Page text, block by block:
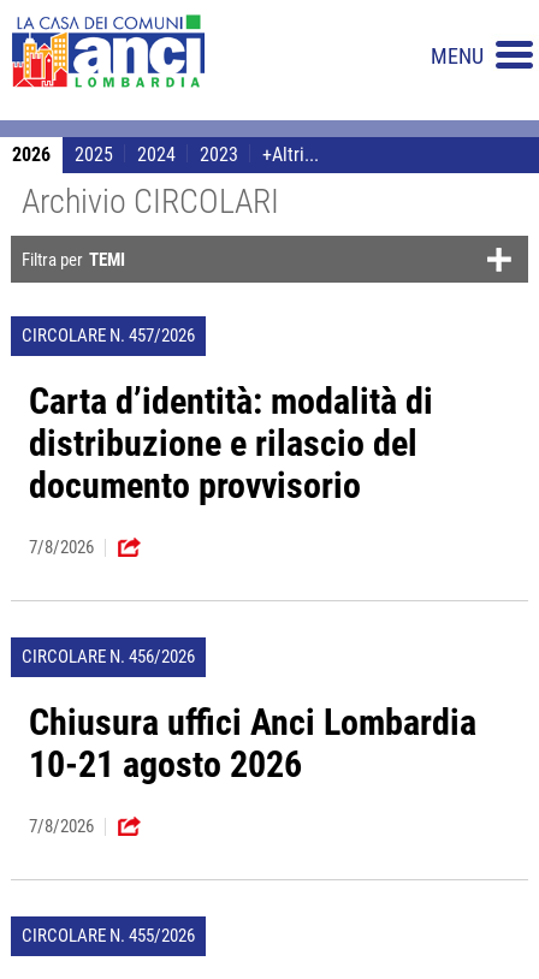
MENU
2026 2025 2024 2023 +Altri...
Archivio CIRCOLARI
Filtra per TEMI
CIRCOLARE N. 457/2026
Carta d’identità: modalità di
distribuzione e rilascio del
documento provvisorio
7/8/2026
CIRCOLARE N. 456/2026
Chiusura uffici Anci Lombardia
10-21 agosto 2026
7/8/2026
CIRCOLARE N. 455/2026